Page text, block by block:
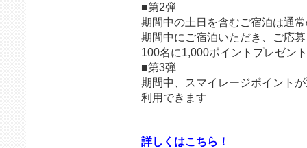
■第2弾
期間中の土日を含むご宿泊は通
期間中にご宿泊いただき、ご応
100名に1,000ポイントプレゼン
■第3弾
期間中、スマイレージポイント
利用できます
詳しくはこちら！